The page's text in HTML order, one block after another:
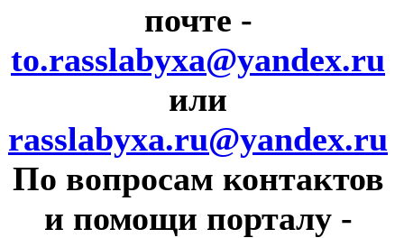
почте -
to.rasslabyxa@yandex.ru
или
rasslabyxa.ru@yandex.ru
По вопросам контактов
и помощи порталу -